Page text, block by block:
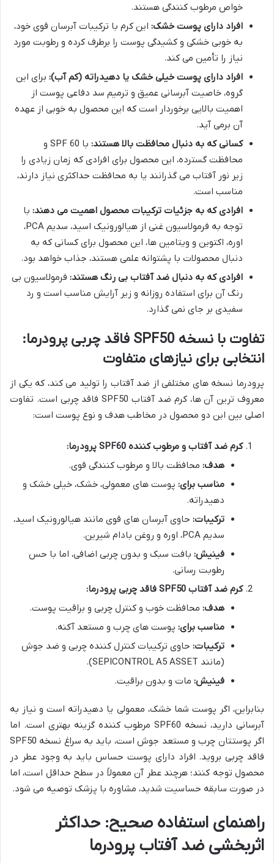
خواص مرطوب کنندگی هستند.
افراد دارای پوست خشک: این کرم با ترکیبات آبرسان قوی خود،
به خوبی خشکی و کشیدگی پوست را برطرف کرده و رطوبت مورد
نیاز را تأمین می کند.
افراد دارای پوست خیلی خشک یا دهیدراته (کم آب): برای این
گروه، خاصیت آبرسانی عمیق و ترمیم سد دفاعی پوست از
اهمیت بالایی برخوردار است که این محصول به خوبی از عهده
آن برمی آید.
کسانی که به دنبال محافظت بالا هستند:
با SPF 60 و
محافظت گسترده، این محصول برای افرادی که زمان زیادی را
زیر نور آفتاب می گذرانند یا به محافظت حداکثری نیاز دارند،
مناسب است.
افرادی که به جزئیات ترکیبات محصول اهمیت می دهند: با
توجه به فرمولاسیون غنی از هیالورونیک اسید، سدیم PCA،
اوره، اکتوین و ویتامین ها، این محصول برای کسانی که به
دنبال محصولات با پشتوانه علمی هستند، جذاب خواهد بود.
افرادی که به دنبال ضد آفتاب بی رنگ هستند: فرمولاسیون بی
رنگ آن برای استفاده روزانه و زیر آرایش مناسب است و رد
سفیدی بر جای نمی گذارد.
تفاوت با نسخه SPF50 فاقد چربی پرودرما:
انتخابی برای نیازهای متفاوت
پرودرما نسخه های مختلفی از ضد آفتاب را تولید می کند، که یکی از
معروف ترین آن ها، کرم ضد آفتاب SPF50 فاقد چربی است. تفاوت
اصلی بین این دو محصول در مخاطب هدف و نوع پوست است:
کرم ضد آفتاب و مرطوب کننده SPF60 پرودرما:
هدف: محافظت بالا و مرطوب کنندگی قوی.
مناسب برای: پوست های معمولی، خشک، خیلی خشک و
دهیدراته.
ترکیبات: حاوی آبرسان های قوی مانند هیالورونیک اسید،
سدیم PCA، اوره و روغن بادام شیرین.
فینیش: بافت سبک و بدون چربی اضافی، اما با حس
رطوبت رسانی.
کرم ضد آفتاب SPF50 فاقد چربی پرودرما:
هدف: محافظت خوب و کنترل چربی و براقیت پوست.
مناسب برای: پوست های چرب و مستعد آکنه.
ترکیبات: حاوی ترکیبات کنترل کننده چربی و ضد جوش
(مانند SEPICONTROL A5 ASSET).
فینیش: مات و بدون براقیت.
بنابراین، اگر پوست شما خشک، معمولی یا دهیدراته است و نیاز به
آبرسانی دارید، نسخه SPF60 مرطوب کننده گزینه بهتری است. اما
اگر پوستتان چرب و مستعد جوش است، باید به سراغ نسخه SPF50
فاقد چربی بروید. افراد دارای پوست حساس باید به وجود عطر در
محصول توجه کنند؛ هرچند عطر آن معمولاً در سطح حداقل است، اما
در صورت سابقه حساسیت شدید، مشاوره با پزشک توصیه می شود.
راهنمای استفاده صحیح: حداکثر
اثربخشی ضد آفتاب پرودرما